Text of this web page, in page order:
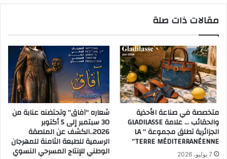
مقالات ذات صلة
متخصصة في صناعة الأحذية
والحقائب … علامة GLADILASSE
الجزائرية تطلق مجموعة ” LA
TERRE MÉDITERRANÉENNE”
7 يوليو، 2026
شعاره “آفاق” وتحتضنه عنابة من
30 سبتمبر إلى 5 أكتوبر
2026..الكشف عن الملصقة
الرسمية للطبعة الثامنة للمهرجان
الوطني للإنتاج المسرحي النسوي